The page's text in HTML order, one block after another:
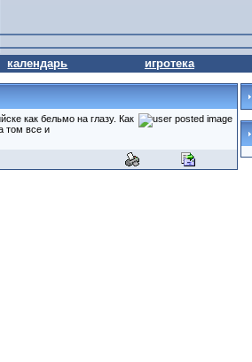
календарь игротека
как бельмо на глазу. Как
том все и